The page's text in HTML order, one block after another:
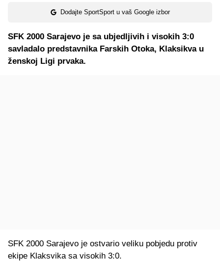
Dodajte SportSport u vaš Google izbor
SFK 2000 Sarajevo je sa ubjedljivih i visokih 3:0
savladalo predstavnika Farskih Otoka, Klaksikva u
ženskoj Ligi prvaka.
SFK 2000 Sarajevo je ostvario veliku pobjedu protiv
ekipe Klaksvika sa visokih 3:0.